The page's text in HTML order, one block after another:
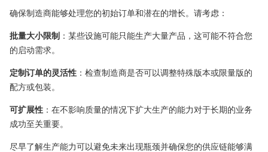
确保制造商能够处理您的初始订单和潜在的增长。请考虑：
批量大小限制 ：某些设施可能只能生产大量产品，这可能不符合您
的启动需求。
定制订单的灵活性 ：检查制造商是否可以调整特殊版本或限量版的
配方或包装。
可扩展性 ：在不影响质量的情况下扩大生产的能力对于长期的业务
成功至关重要。
尽早了解生产能力可以避免未来出现瓶颈并确保您的供应链能够满